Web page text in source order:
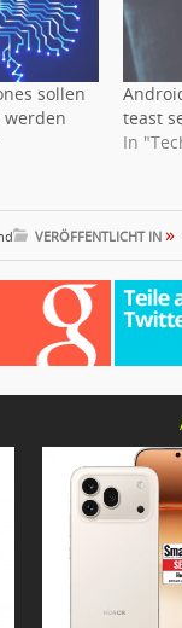
sollen
teast
In
VERÖFFENTLICHT IN »